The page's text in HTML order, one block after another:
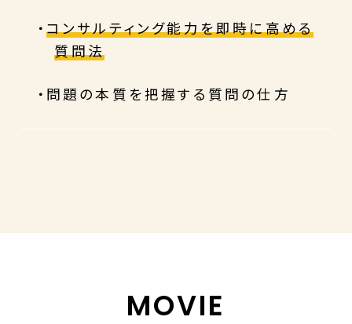
・ コンサルティング能力を即時に高める
質問法
・問題の本質を把握する質問の仕方
MOVIE